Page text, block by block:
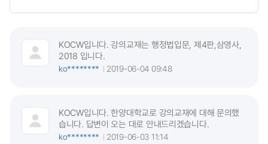
KOCW입니다. 강의교재는 행정법입문, 제4판,삼영사,
2018 입니다.
ko********
2019-06-04 09:48
KOCW입니다. 한양대학교로 강의교재에 대해 문의했
습니다. 답변이 오는 대로 안내드리겠습니다.
ko********
2019-06-03 11:14